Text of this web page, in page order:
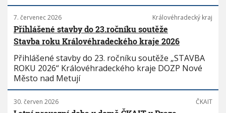
7. červenec 2026 Královéhradecký kraj
Přihlášené stavby do 23.ročníku soutěže
Stavba roku Královéhradeckého kraje 2026
Přihlášené stavby do 23. ročníku soutěže „STAVBA
ROKU 2026“ Královéhradeckého kraje DOZP Nové
Město nad Metují
30. červen 2026 ČKAIT